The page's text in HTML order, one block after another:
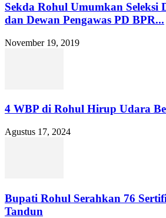
Sekda Rohul Umumkan Seleksi
dan Dewan Pengawas PD BPR...
November 19, 2019
4 WBP di Rohul Hirup Udara
Agustus 17, 2024
Bupati Rohul Serahkan 76
Tandun